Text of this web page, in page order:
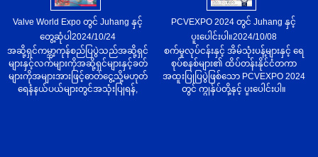
Valve World Expo တွင် Juhang နှင့်
တွေ့ဆုံပါ2024/10/24
အဆို့ရှင်ကမ္ဘာ့ကုန်စည်ပြပွဲသည်အဆို့ရှင်
များနှင့်လက်များကိုအဆို့ရှင်များနှင့်ခတ်
များကိုအများအားဖြင့်ဓာတ်ငွေ့သို့မဟုတ်
ရေနံနယ်ပယ်များတွင်အသုံးပြုရန်,
PCVEXPO 2024 တွင် Juhang နှင့်
ပူးပေါင်းပါ။2024/10/08
စက်မှုလုပ်ငန်းနှင့် အိမ်သုံးပန့်များနှင့် ရေ
စုပ်စနစ်များ၏ ထိပ်တန်းနိုင်ငံတကာ
အထူးပြုပြပွဲဖြစ်သော PCVEXPO 2024
တွင် ကျွန်ုပ်တို့နှင့် ပူးပေါင်းပါ။